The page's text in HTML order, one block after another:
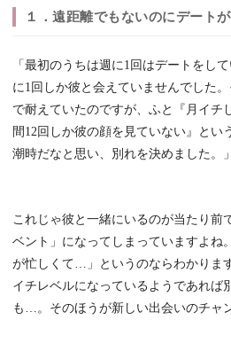
１．遠距離でもないのにデート
「最初のうちは週に1回はデートをし
に1回しか彼と会えていませんでした
で耐えていたのですが、ふと『月イチ
間12回しか彼の顔を見ていない』と
潮時だなと思い、別れを決めました。
これじゃ彼と一緒にいるのが当たり前
ベント」になってしまっていますよね
が忙しくて…」というのならわかりま
イチレベルになっているようであれば
も…。そのほうが新しい出会いのチャ